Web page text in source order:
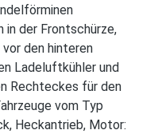
in der Frontschürze,
den hinteren
Ladeluftkühler und
Rechteckes für den
vom Typ
Heckantrieb, Motor: